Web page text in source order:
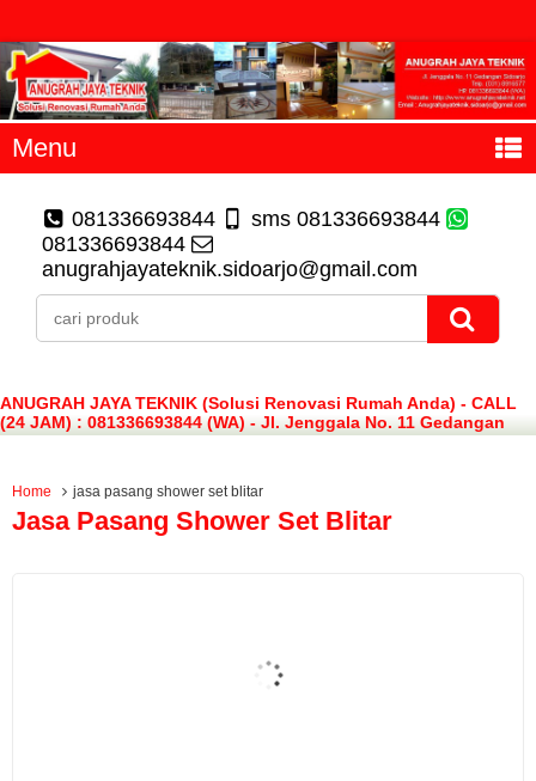
Menu
081336693844
sms 081336693844
081336693844
anugrahjayateknik.sidoarjo@gmail.com
ANUGRAH JAYA TEKNIK (Solusi Renovasi Rumah Anda) - CALL
(24 JAM) : 081336693844 (WA) - Jl. Jenggala No. 11 Gedangan
Sidoarjo
Home jasa pasang shower set blitar
Jasa Pasang Shower Set Blitar